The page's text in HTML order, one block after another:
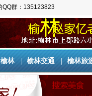
QQ群：135123823
林 榆林交通 榆林旅